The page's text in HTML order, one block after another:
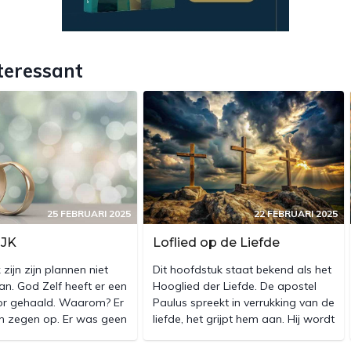
25 FEBRUARI 2025
zijn zijn plannen niet
God Zelf heeft er een
gehaald. Waarom? Er
zegen op. Er was geen
22 FEBRUARI 2025
Loflied op de Liefde
Dit hoofdstuk staat bekend als het
Hooglied der Liefde. De apostel
Paulus spreekt in verrukking van de
liefde, het grijpt hem aan. Hij wordt